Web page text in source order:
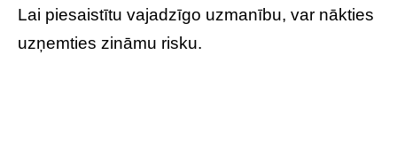
Lai piesaistītu vajadzīgo uzmanību, var nākties
uzņemties zināmu risku.